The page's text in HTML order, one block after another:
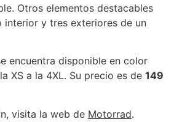
Otros elementos destacables
interior y tres exteriores de un
encuentra disponible en color
XS a la 4XL. Su precio es de 149
visita la web de Motorrad.